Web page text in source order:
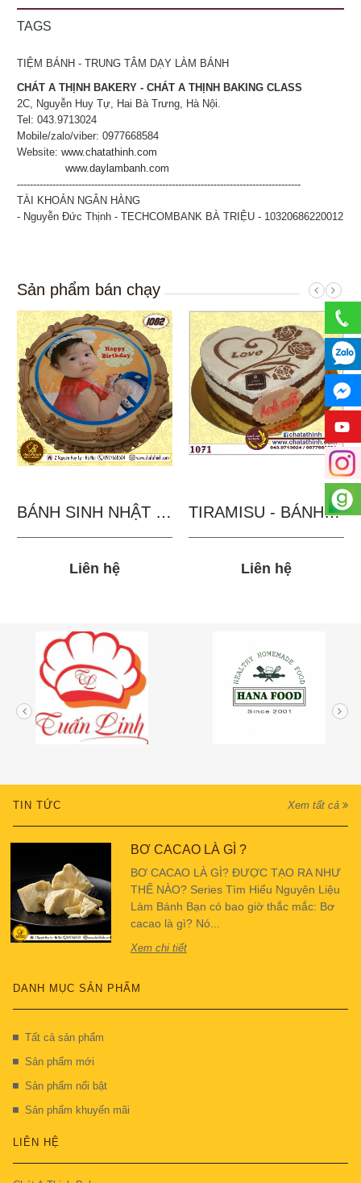
TAGS
TIỆM BÁNH - TRUNG TÂM DẠY LÀM BÁNH
CHÁT A THỊNH BAKERY - CHÁT A THỊNH BAKING CLASS
2C, Nguyễn Huy Tự, Hai Bà Trưng, Hà Nội.
Tel: 043.9713024
Mobile/zalo/viber: 0977668584
Website:www.chatathinh.com
www.daylambanh.com
----------------------------------------------------------------------------------------
TÀI KHOẢN NGÂN HÀNG
- Nguyễn Đức Thịnh - TECHCOMBANK BÀ TRIỆU - 10320686220012
Sản phẩm bán chạy
BÁNH SINH NHẬT IN...
Liên hệ
TIRAMISU - BÁNH TẶNG...
Liên hệ
TIN TỨC Xem tất cả
BƠ CACAO LÀ GÌ ?
BƠ CACAO LÀ GÌ? ĐƯỢC TẠO RA NHƯ
THẾ NÀO? Series Tìm Hiểu Nguyên Liệu
Làm Bánh Bạn có bao giờ thắc mắc: Bơ
cacao là gì? Nó...
Xem chi tiết
DANH MỤC SẢN PHẨM
Tất cả sản phẩm
Sản phẩm mới
Sản phẩm nổi bật
Sản phẩm khuyến mãi
LIÊN HỆ